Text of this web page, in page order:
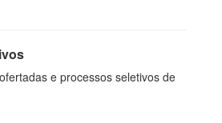
e processos seletivos de